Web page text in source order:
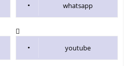
whatsapp
youtube